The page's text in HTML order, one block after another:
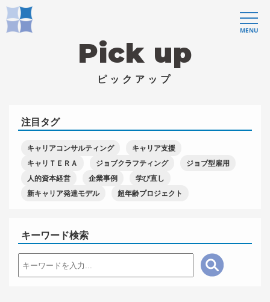
MENU
Pick up
ピックアップ
注目タグ
キャリアコンサルティング
キャリア支援
キャリＴＥＲＡ
ジョブクラフティング
ジョブ型雇用
人的資本経営
企業事例
学び直し
新キャリア発達モデル
超年齢プロジェクト
キーワード検索